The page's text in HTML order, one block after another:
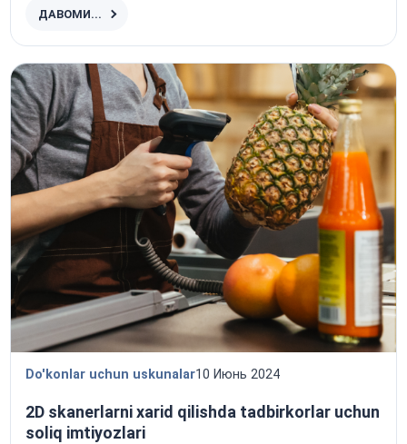
ДАВОМИ...
2D skanerlarni xarid qilishda tadbirkorlar uchun
soliq imtiyozlari
Do'konlar uchun uskunalar10 Июнь 2024